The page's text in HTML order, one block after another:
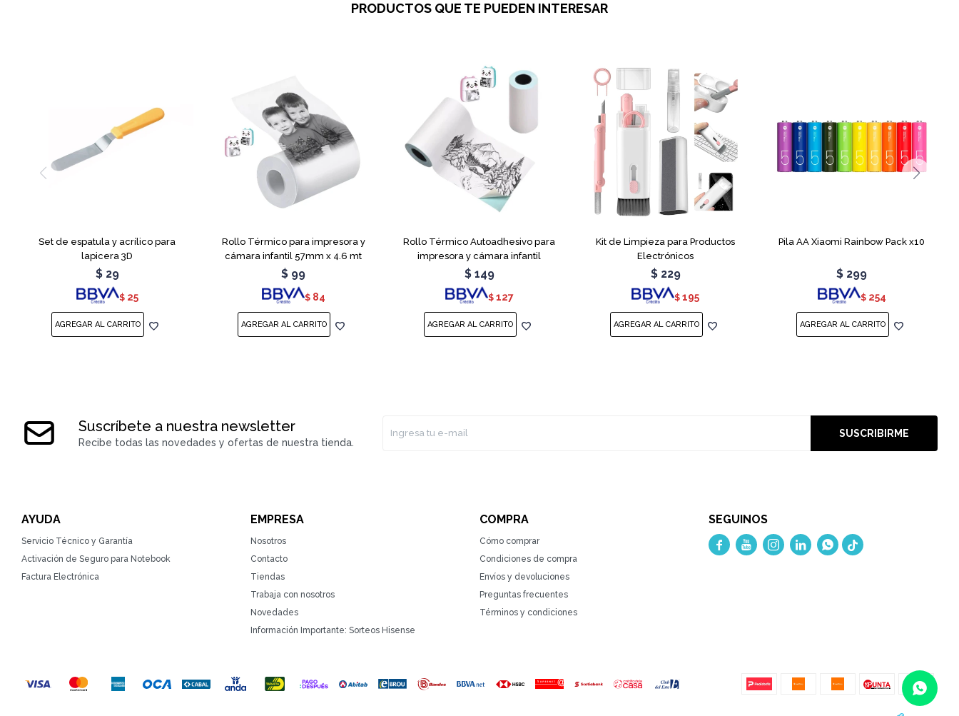
PRODUCTOS QUE TE PUEDEN INTERESAR
Set de espatula y acrílico para
lapicera 3D
$ 29
$ 25
Rollo Térmico para impresora y
cámara infantil 57mm x 4.6 mt
$ 99
$ 84
Rollo Térmico Autoadhesivo para
impresora y cámara infantil
$ 149
$ 127
Kit de Limpieza para Productos
Electrónicos
$ 229
$ 195
Pila AA Xiaomi Rainbow Pack x10
$ 299
$ 254
Suscríbete a nuestra newsletter
Recibe todas las novedades y ofertas de nuestra tienda.
SUSCRIBIRME
AYUDA
Servicio Técnico y Garantía
Activación de Seguro para Notebook
Factura Electrónica
EMPRESA
Nosotros
Contacto
Tiendas
Trabaja con nosotros
Novedades
Información Importante: Sorteos Hisense
COMPRA
Cómo comprar
Condiciones de compra
Envíos y devoluciones
Preguntas frecuentes
Términos y condiciones
SEGUINOS
    